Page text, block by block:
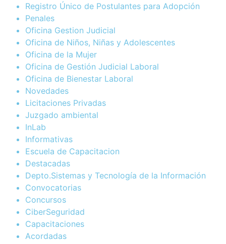
Registro Único de Postulantes para Adopción
Penales
Oficina Gestion Judicial
Oficina de Niños, Niñas y Adolescentes
Oficina de la Mujer
Oficina de Gestión Judicial Laboral
Oficina de Bienestar Laboral
Novedades
Licitaciones Privadas
Juzgado ambiental
InLab
Informativas
Escuela de Capacitacion
Destacadas
Depto.Sistemas y Tecnología de la Información
Convocatorias
Concursos
CiberSeguridad
Capacitaciones
Acordadas